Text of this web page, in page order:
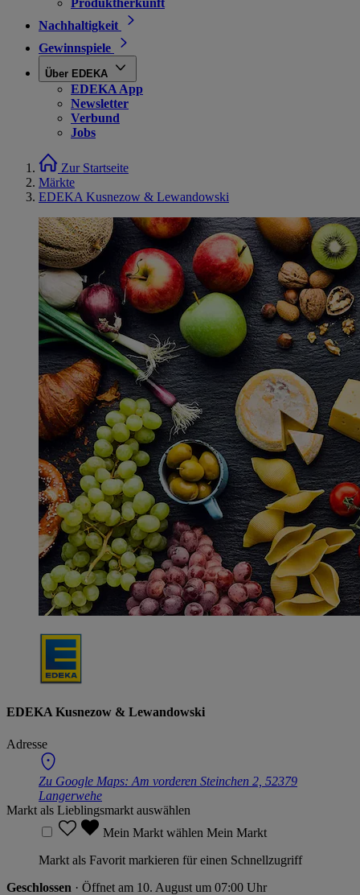
Produktherkunft
Nachhaltigkeit
Gewinnspiele
Über EDEKA
EDEKA App
Newsletter
Verbund
Jobs
Zur Startseite
Märkte
EDEKA Kusnezow & Lewandowski
EDEKA Kusnezow & Lewandowski
Adresse
Zu Google Maps: Am vorderen Steinchen 2, 52379
Langerwehe
Markt als Lieblingsmarkt auswählen
Mein Markt wählen Mein Markt
Markt als Favorit markieren für einen Schnellzugriff
Geschlossen · Öffnet am 10. August um 07:00 Uhr